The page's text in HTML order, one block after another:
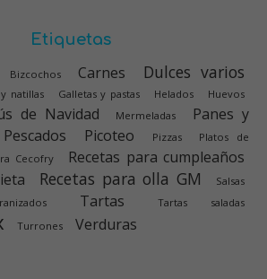
Etiquetas
Bizcochos Carnes Dulces varios
natillas Galletas y pastas Helados Huevos
de Navidad Mermeladas
Panes y
Pescados Picoteo Pizzas
Platos de
Cecofry
Recetas para cumpleaños
Recetas para olla GM
Salsas
Tartas Tartas saladas
Turrones Verduras